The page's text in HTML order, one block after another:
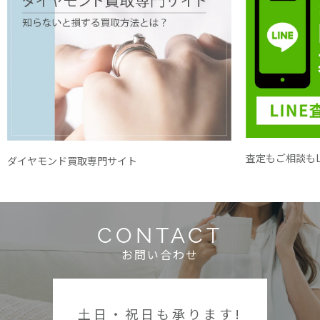
ダイヤモンド買取専門サイト 査定もご相談も
CONTACT
お問い合わせ
土日・祝日も承ります!